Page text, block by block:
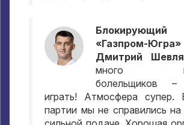
«Газпром-Югра»
Дмитрий
много
болельщиков –
играть! Атмосфера супер.
партии мы не справились